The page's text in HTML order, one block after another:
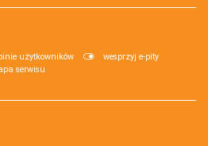
użytkowników
wesprzyj e-pity
serwisu